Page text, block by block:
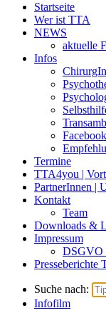
Startseite
Wer ist TTA
NEWS
aktuelle
Infos
Termine
TTA4you |
PartnerInnen |
Kontakt
Team
Downloads &
Impressum
DSGVO
Presseberichte
Suche nach:
Infofilm